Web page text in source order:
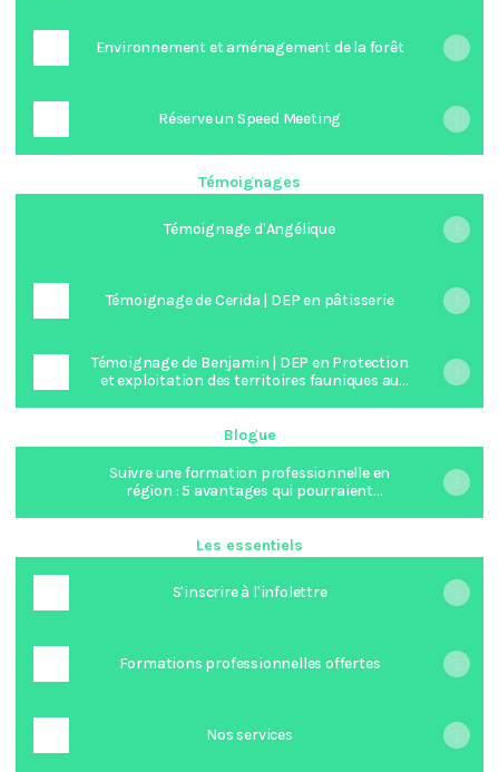
Environnement et aménagement de la forêt
Réserve un Speed Meeting
Témoignages
Témoignage d'Angélique
Témoignage de Cerida | DEP en pâtisserie
Témoignage de Benjamin | DEP en Protection
et exploitation des territoires fauniques au
Blogue
Suivre une formation professionnelle en
région : 5 avantages qui pourraient
Les essentiels
S'inscrire à l'infolettre
Formations professionnelles offertes
Nos services